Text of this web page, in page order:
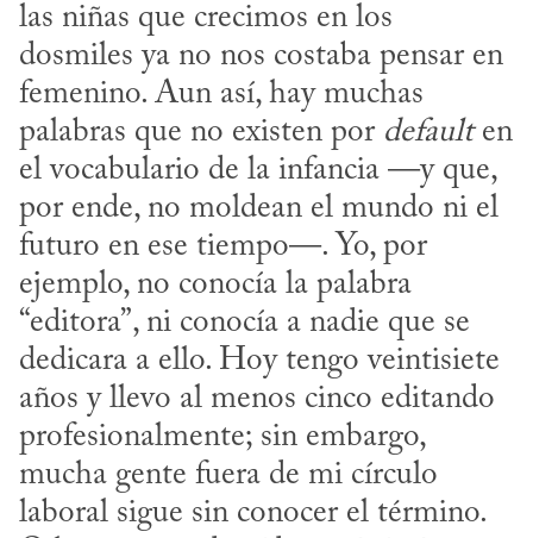
las niñas que crecimos en los
dosmiles ya no nos costaba pensar en
femenino. Aun así, hay muchas
palabras que no existen por default en
el vocabulario de la infancia —y que,
por ende, no moldean el mundo ni el
futuro en ese tiempo—. Yo, por
ejemplo, no conocía la palabra
“editora”, ni conocía a nadie que se
dedicara a ello. Hoy tengo veintisiete
años y llevo al menos cinco editando
profesionalmente; sin embargo,
mucha gente fuera de mi círculo
laboral sigue sin conocer el término.